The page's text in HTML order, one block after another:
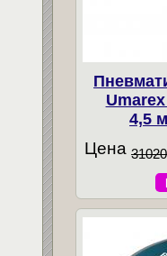
4,5
Цена